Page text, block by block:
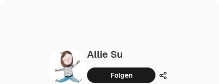
Allie Su
Folgen Teilen